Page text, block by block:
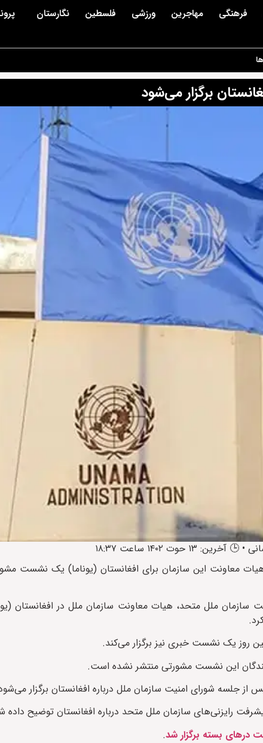
فرهنگی مهاجرین ورزشی فلسطین نگارستان
برگزار می‌شود
معاونت این سازمان برای افغانستان (یوناما) یک نشست
روز یک نشست خبری نیز برگزار می‌کند.
این نشست مشورتی منتشر نشده است.
جلسه شورای امنیت سازمان ملل درباره افغانستان برگزار
رایزنی‌های سازمان ملل متحد درباره افغانستان توضیح داده
درهای بسته برگزار شد.